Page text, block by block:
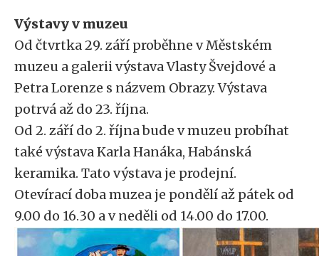
Výstavy v muzeu
Od čtvrtka 29. září proběhne v Městském
muzeu a galerii výstava Vlasty Švejdové a
Petra Lorenze s názvem Obrazy. Výstava
potrvá až do 23. října.
Od 2. září do 2. října bude v muzeu probíhat
také výstava Karla Hanáka, Habánská
keramika. Tato výstava je prodejní.
Otevírací doba muzea je pondělí až pátek od
9.00 do 16.30 a v neděli od 14.00 do 17.00.